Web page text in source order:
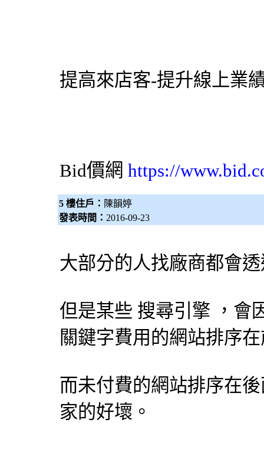
提高來店客-提升線上業
Bid價網 https://
5 樓住戶： 陳韻婷
發表時間： 2016-09-23
大部分的人找廠商都會
但是某些 搜尋引擎 ，會
關鍵字費用的網站排序
而未付費的網站排序在
家的好壞。